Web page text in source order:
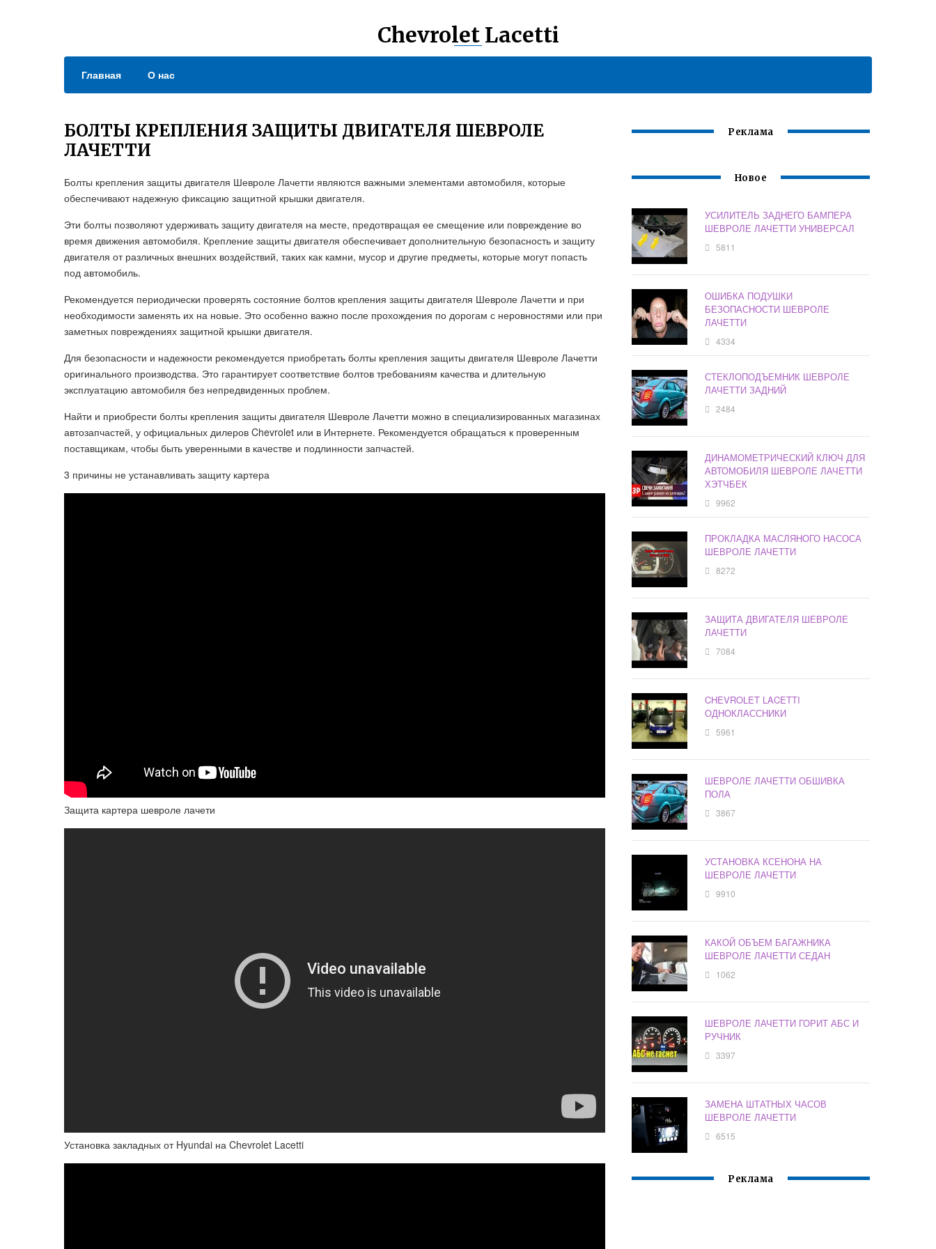
Chevrolet Lacetti
Главная О нас
БОЛТЫ КРЕПЛЕНИЯ ЗАЩИТЫ ДВИГАТЕЛЯ ШЕВРОЛЕ
ЛАЧЕТТИ
Болты крепления защиты двигателя Шевроле Лачетти являются важными элементами автомобиля, которые
обеспечивают надежную фиксацию защитной крышки двигателя.
Эти болты позволяют удерживать защиту двигателя на месте, предотвращая ее смещение или повреждение во
время движения автомобиля. Крепление защиты двигателя обеспечивает дополнительную безопасность и защиту
двигателя от различных внешних воздействий, таких как камни, мусор и другие предметы, которые могут попасть
под автомобиль.
Рекомендуется периодически проверять состояние болтов крепления защиты двигателя Шевроле Лачетти и при
необходимости заменять их на новые. Это особенно важно после прохождения по дорогам с неровностями или при
заметных повреждениях защитной крышки двигателя.
Для безопасности и надежности рекомендуется приобретать болты крепления защиты двигателя Шевроле Лачетти
оригинального производства. Это гарантирует соответствие болтов требованиям качества и длительную
эксплуатацию автомобиля без непредвиденных проблем.
Найти и приобрести болты крепления защиты двигателя Шевроле Лачетти можно в специализированных магазинах
автозапчастей, у официальных дилеров Chevrolet или в Интернете. Рекомендуется обращаться к проверенным
поставщикам, чтобы быть уверенными в качестве и подлинности запчастей.
3 причины не устанавливать защиту картера
Защита картера шевроле лачети
Установка закладных от Hyundai на Chevrolet Lacetti
Реклама
Новое
УСИЛИТЕЛЬ ЗАДНЕГО БАМПЕРА
ШЕВРОЛЕ ЛАЧЕТТИ УНИВЕРСАЛ
5811
ОШИБКА ПОДУШКИ
БЕЗОПАСНОСТИ ШЕВРОЛЕ
ЛАЧЕТТИ
4334
СТЕКЛОПОДЪЕМНИК ШЕВРОЛЕ
ЛАЧЕТТИ ЗАДНИЙ
2484
ДИНАМОМЕТРИЧЕСКИЙ КЛЮЧ ДЛЯ
АВТОМОБИЛЯ ШЕВРОЛЕ ЛАЧЕТТИ
ХЭТЧБЕК
9962
ПРОКЛАДКА МАСЛЯНОГО НАСОСА
ШЕВРОЛЕ ЛАЧЕТТИ
8272
ЗАЩИТА ДВИГАТЕЛЯ ШЕВРОЛЕ
ЛАЧЕТТИ
7084
CHEVROLET LACETTI
ОДНОКЛАССНИКИ
5961
ШЕВРОЛЕ ЛАЧЕТТИ ОБШИВКА
ПОЛА
3867
УСТАНОВКА КСЕНОНА НА
ШЕВРОЛЕ ЛАЧЕТТИ
9910
КАКОЙ ОБЪЕМ БАГАЖНИКА
ШЕВРОЛЕ ЛАЧЕТТИ СЕДАН
1062
ШЕВРОЛЕ ЛАЧЕТТИ ГОРИТ АБС И
РУЧНИК
3397
ЗАМЕНА ШТАТНЫХ ЧАСОВ
ШЕВРОЛЕ ЛАЧЕТТИ
6515
Реклама